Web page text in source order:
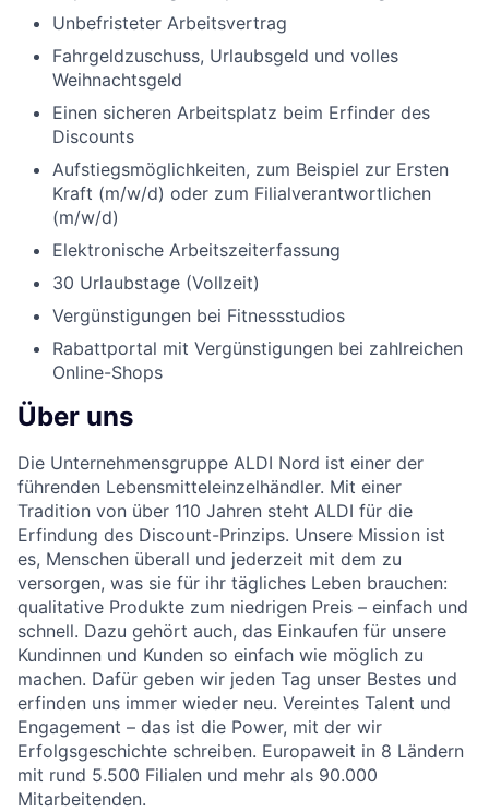
Unbefristeter Arbeitsvertrag
Fahrgeldzuschuss, Urlaubsgeld und volles
Weihnachtsgeld
Einen sicheren Arbeitsplatz beim Erfinder des
Discounts
Aufstiegsmöglichkeiten, zum Beispiel zur Ersten
Kraft (m/w/d) oder zum Filialverantwortlichen
(m/w/d)
Elektronische Arbeitszeiterfassung
30 Urlaubstage (Vollzeit)
Vergünstigungen bei Fitnessstudios
Rabattportal mit Vergünstigungen bei zahlreichen
Online-Shops
Über uns
Die Unternehmensgruppe ALDI Nord ist einer der
führenden Lebensmitteleinzelhändler. Mit einer
Tradition von über 110 Jahren steht ALDI für die
Erfindung des Discount-Prinzips. Unsere Mission ist
es, Menschen überall und jederzeit mit dem zu
versorgen, was sie für ihr tägliches Leben brauchen:
qualitative Produkte zum niedrigen Preis – einfach und
schnell. Dazu gehört auch, das Einkaufen für unsere
Kundinnen und Kunden so einfach wie möglich zu
machen. Dafür geben wir jeden Tag unser Bestes und
erfinden uns immer wieder neu. Vereintes Talent und
Engagement – das ist die Power, mit der wir
Erfolgsgeschichte schreiben. Europaweit in 8 Ländern
mit rund 5.500 Filialen und mehr als 90.000
Mitarbeitenden.